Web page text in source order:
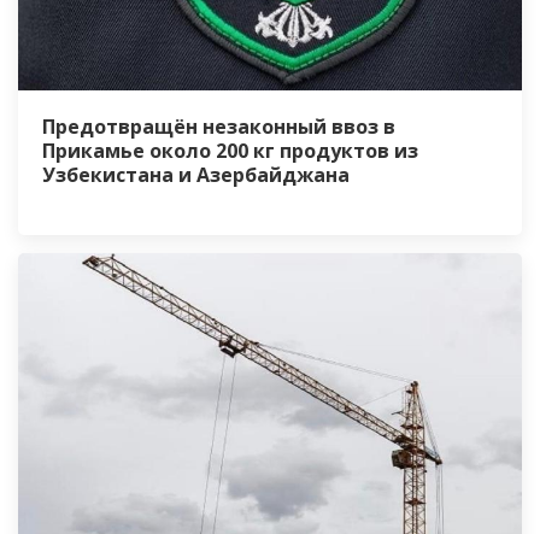
Предотвращён незаконный ввоз в
Прикамье около 200 кг продуктов из
Узбекистана и Азербайджана